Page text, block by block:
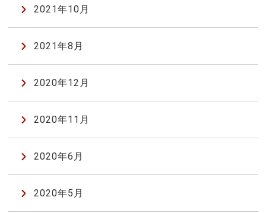
2021年10月
2021年8月
2020年12月
2020年11月
2020年6月
2020年5月